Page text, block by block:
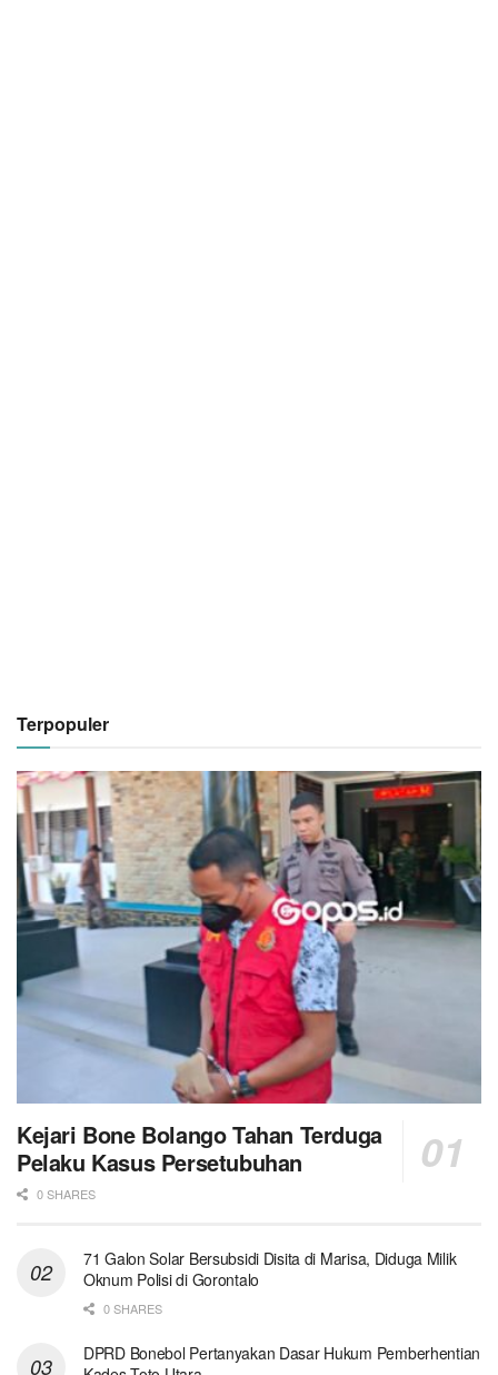
Terpopuler
Kejari Bone Bolango Tahan Terduga
Pelaku Kasus Persetubuhan
0 SHARES
71 Galon Solar Bersubsidi Disita di Marisa, Diduga Milik
Oknum Polisi di Gorontalo
0 SHARES
DPRD Bonebol Pertanyakan Dasar Hukum Pemberhentian